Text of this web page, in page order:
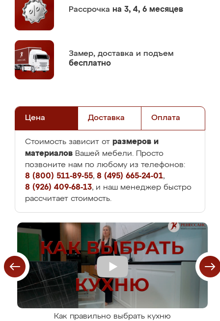
Рассрочка на 3, 4, 6 месяцев
Замер, доставка и подъем
бесплатно
Цена Доставка Оплата
Стоимость зависит от размеров и
материалов Вашей мебели. Просто
позвоните нам по любому из телефонов:
8 (800) 511-89-55, 8 (495) 665-24-01,
8 (926) 409-68-13, и наш менеджер быстро
рассчитает стоимость.
Как правильно выбрать кухню